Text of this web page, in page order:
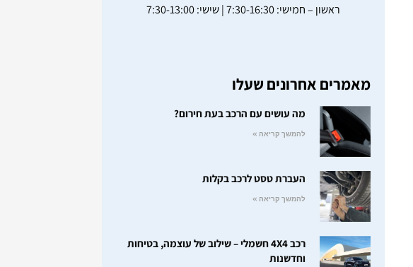
ראשון – חמישי: 7:30-16:30 | שישי: 7:30-13:00
מאמרים אחרונים שעלו
מה עושים עם הרכב בעת חירום?
להמשך קריאה »
העברת טסט לרכב בקלות
להמשך קריאה »
רכב 4X4 חשמלי – שילוב של עוצמה, בטיחות
וחדשנות